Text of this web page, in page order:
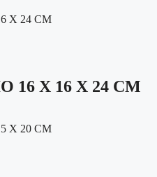
16 X 16 X 24 CM